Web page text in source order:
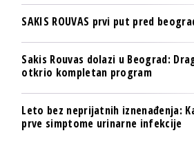
SAKIS ROUVAS prvi put pred
Sakis Rouvas dolazi u Beograd:
otkrio kompletan program
Leto bez neprijatnih iznenađenja:
prve simptome urinarne infekcije